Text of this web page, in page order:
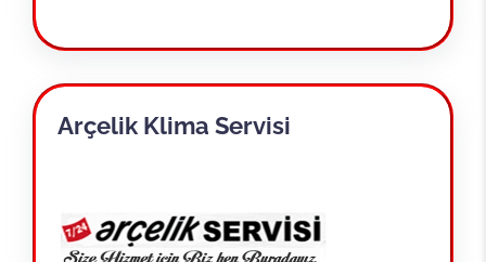
Arçelik Klima Servisi